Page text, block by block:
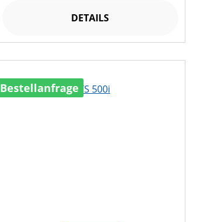
DETAILS
Bestellanfrage